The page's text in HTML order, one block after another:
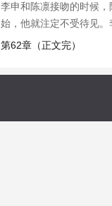
李申和陈凛接吻的时候
始，他就注定不受待见。
第62章（正文完）